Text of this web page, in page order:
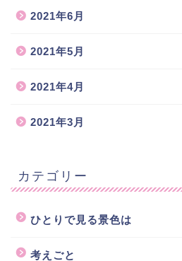
2021年6月
2021年5月
2021年4月
2021年3月
カテゴリー
ひとりで見る景色は
考えごと